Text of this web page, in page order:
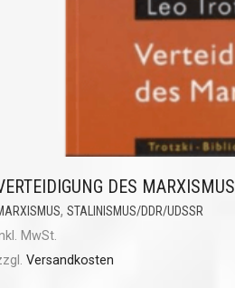
DES MARXISMUS
, STALINISMUS/DDR/UDSSR
MwSt.
Versandkosten